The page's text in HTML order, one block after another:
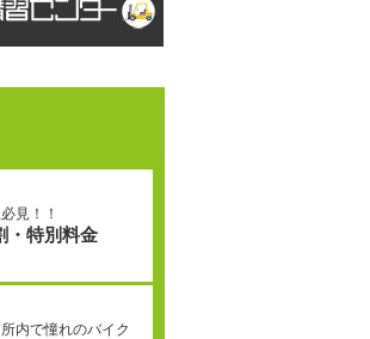
見！！
・特別料金
内で憧れのバイク